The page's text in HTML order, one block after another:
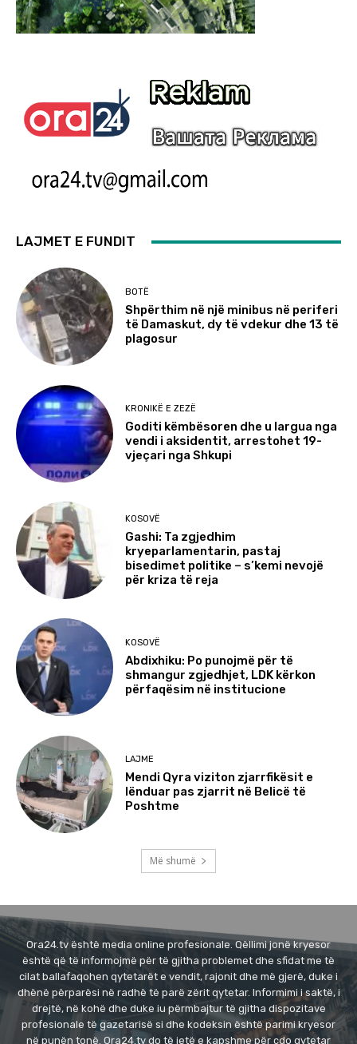
LAJMET E FUNDIT
BOTË
Shpërthim në një minibus në periferi
të Damaskut, dy të vdekur dhe 13 të
plagosur
KRONIKË E ZEZË
Goditi këmbësoren dhe u largua nga
vendi i aksidentit, arrestohet 19-
vjeçari nga Shkupi
KOSOVË
Gashi: Ta zgjedhim
kryeparlamentarin, pastaj
bisedimet politike – s’kemi nevojë
për kriza të reja
KOSOVË
Abdixhiku: Po punojmë për të
shmangur zgjedhjet, LDK kërkon
përfaqësim në institucione
LAJME
Mendi Qyra viziton zjarrfikësit e
lënduar pas zjarrit në Belicë të
Poshtme
Më shumë
Ora24.tv është media online profesionale. Qëllimi jonë kryesor
është që të informojmë për të gjitha problemet dhe sfidat me të
cilat ballafaqohen qytetarët e vendit, rajonit dhe më gjerë, duke i
dhënë përparësi në radhë të parë zërit qytetar. Informimi i saktë, i
drejtë, në kohë dhe duke iu përmbajtur të gjitha dispozitave
profesionale të gazetarisë si dhe kodeksin është parimi kryesor
në punën tonë. Ora24.tv do të jetë e kapshme për çdo qytetar